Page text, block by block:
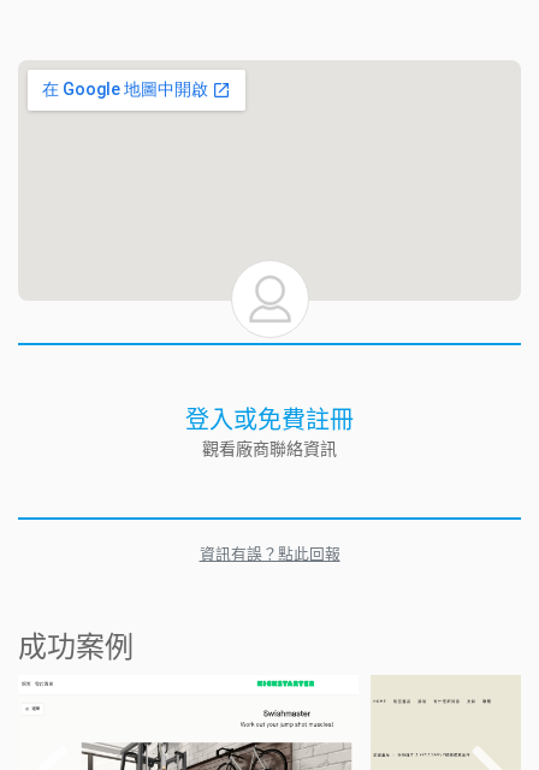
登入或免費註冊
觀看廠商聯絡資訊
資訊有誤？點此回報
成功案例